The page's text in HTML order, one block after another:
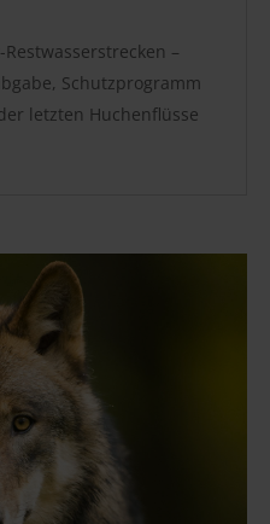
–
Schutzprogramm
letzten Huchenflüsse